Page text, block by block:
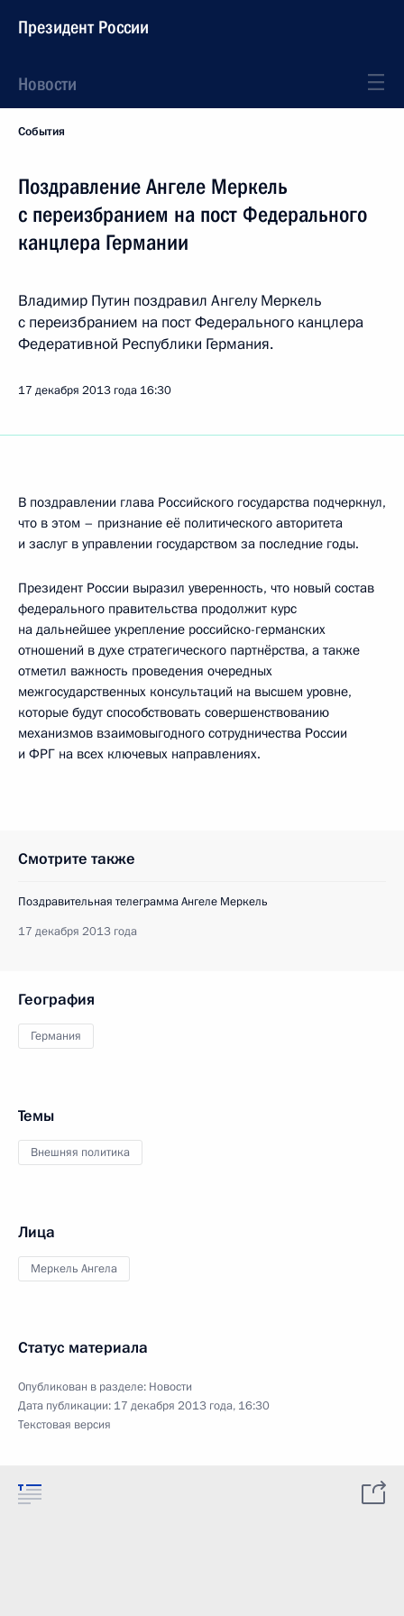
Президент России
Новости
События
Поздравление Ангеле Меркель
с переизбранием на пост Федерального
канцлера Германии
Владимир Путин поздравил Ангелу Меркель
с переизбранием на пост Федерального канцлера
Федеративной Республики Германия.
17 декабря 2013 года 16:30
В поздравлении глава Российского государства подчеркнул,
что в этом – признание её политического авторитета
и заслуг в управлении государством за последние годы.
Президент России выразил уверенность, что новый состав
федерального правительства продолжит курс
на дальнейшее укрепление российско-германских
отношений в духе стратегического партнёрства, а также
отметил важность проведения очередных
межгосударственных консультаций на высшем уровне,
которые будут способствовать совершенствованию
механизмов взаимовыгодного сотрудничества России
и ФРГ на всех ключевых направлениях.
Смотрите также
Поздравительная телеграмма Ангеле Меркель
17 декабря 2013 года
География
Германия
Темы
Внешняя политика
Лица
Меркель Ангела
Статус материала
Опубликован в разделе: Новости
Дата публикации: 17 декабря 2013 года, 16:30
Текстовая версия